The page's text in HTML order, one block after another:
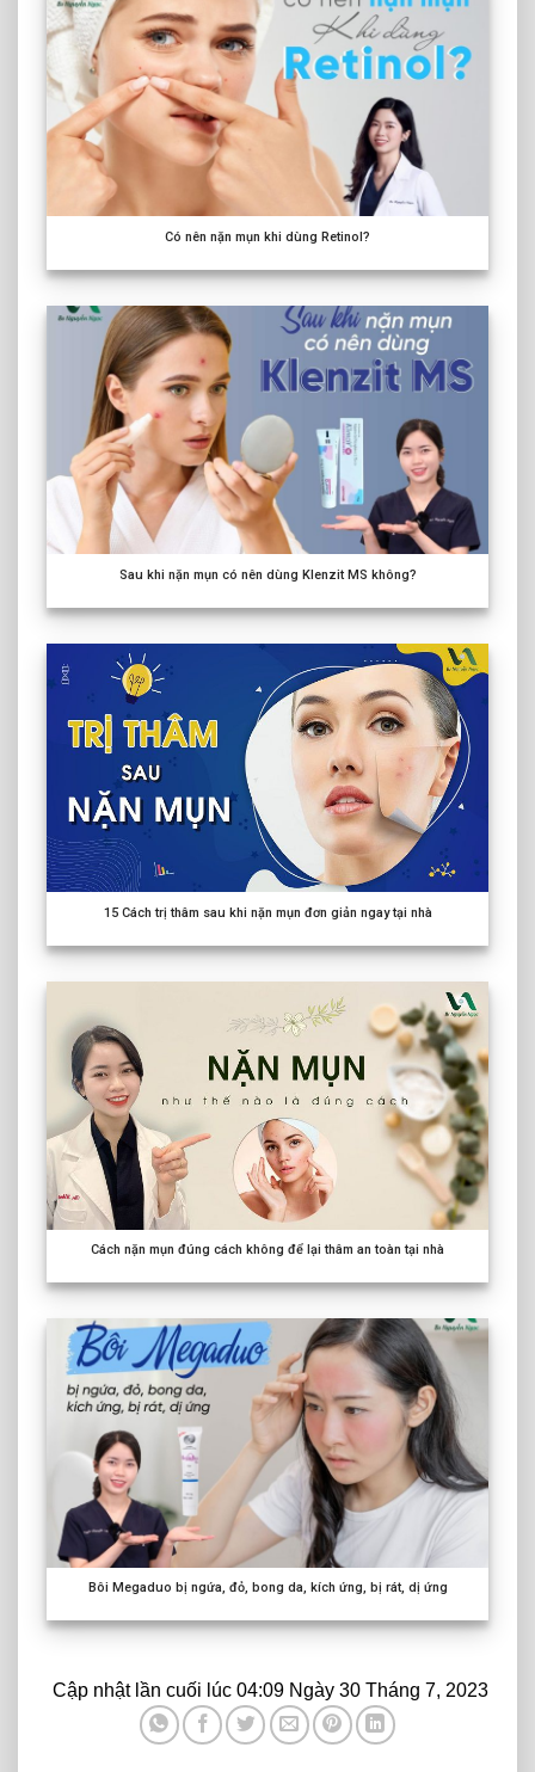
Có nên nặn mụn khi dùng Retinol?
Sau khi nặn mụn có nên dùng Klenzit MS không?
15Cách trị thâm sau khi nặn mụn đơn giản ngay tại nhà
Cách nặn mụn đúng cách không để lại thâm an toàn tại nhà
Bôi Megaduo bị ngứa, đỏ, bong da, kích ứng, bị rát, dị ứng
Cập nhật lần cuối lúc 04:09 Ngày 30 Tháng 7, 2023